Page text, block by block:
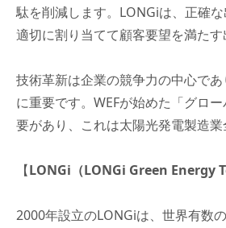
駄を削減します。LONGiは、正確
適切に割り当てて顧客要望を満た
技術革新は企業の競争力の中心で
に重要です。WEFが始めた「グロ
要があり、これは太陽光発電製造
【LONGi（LONGi Green Energy
2000年設立のLONGiは、世界有数